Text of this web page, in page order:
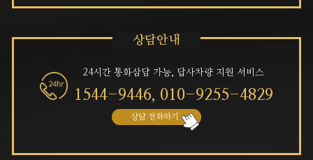
24시간 통화삼담 가능, 답사차량 지원 서비스
1544-9446, 010-9255-4829
상담 전화하기